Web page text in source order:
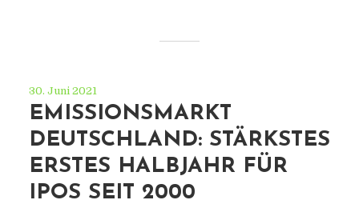
30. Juni 2021
EMISSIONSMARKT
DEUTSCHLAND: STÄRKSTES
ERSTES HALBJAHR FÜR
IPOS SEIT 2000